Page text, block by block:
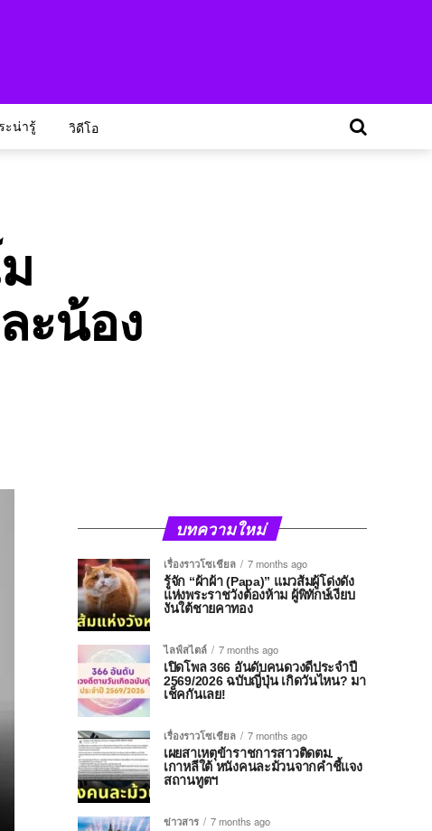
ะน่ารู้ วิดีโอ
ะน้อง
บทความใหม่
เรื่องราวโซเชียล
7 months ago
รู้จัก “ผ้าผ้า (Papa)” แมวส้มผู้โด่งดัง
แห่งพระราชวังต้องห้าม ผู้พิทักษ์เงียบ
งันใต้ชายคาทอง
ไลฟ์สไตล์
7 months ago
เปิดโพล 366 อันดับคนดวงดีประจำปี
2569/2026 ฉบับญี่ปุ่น เกิดวันไหน? มา
เช็คกันเลย!
เรื่องราวโซเชียล
7 months ago
เผยสาเหตุข้าราชการสาวติดตม.
เกาหลีใต้ หนังคนละม้วนจากคำชี้แจง
สถานทูตฯ
ข่าวสาร
7 months ago